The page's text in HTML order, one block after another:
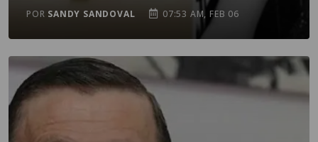
POR SANDY SANDOVAL 07:53 AM, FEB 06